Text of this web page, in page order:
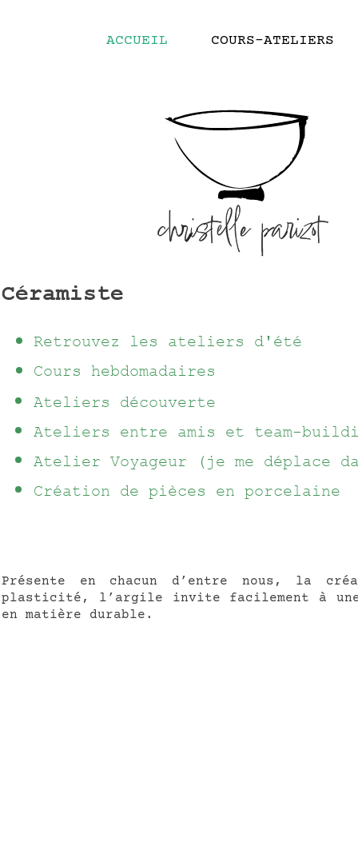
ACCUEIL COURS-ATELIERS
Céramiste
Retrouvez les ateliers d'été
Cours hebdomadaires
Ateliers découverte
Ateliers entre amis et team-
Atelier Voyageur (je me déplace
Création de pièces en porcelaine
Présente en chacun d’entre nous, la
plasticité, l’argile invite facilement à une
en matière durable.